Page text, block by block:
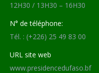
12H30 / 13H30 – 16H30
N° de téléphone:
Tél. : (+226) 25 49 83 00
URL site web
www.presidencedufaso.bf